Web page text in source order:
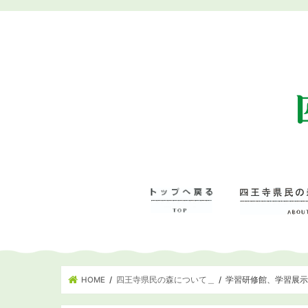
四王寺県民の森に
– 管理事務所･学習
– ワンヘルスの森
HOME 四王寺県民の森について＿ 学習研修館、学習展